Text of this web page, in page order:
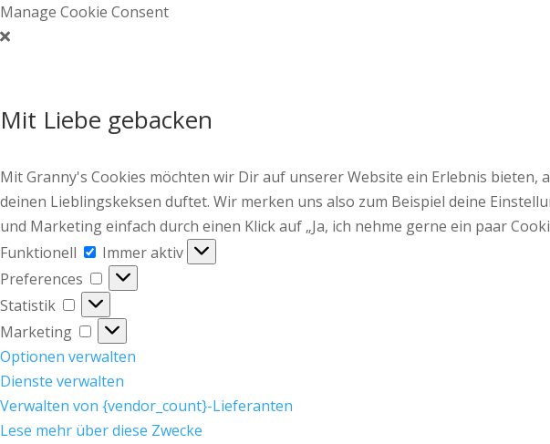
Manage Cookie Consent
Mit Liebe gebacken
Mit Granny's Cookies möchten wir Dir auf unserer Website ein Erlebnis bieten,
deinen Lieblingskeksen duftet. Wir merken uns also zum Beispiel deine
und Marketing einfach durch einen Klick auf „Ja, ich nehme gerne ein paar
Funktionell
Funktionell
Immer aktiv
Preferences
Preferences
Statistik
Statistik
Marketing
Marketing
Optionen verwalten
Dienste verwalten
Verwalten von {vendor_count}-Lieferanten
Lese mehr über diese Zwecke